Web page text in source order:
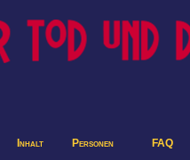
Inhalt Personen FAQ